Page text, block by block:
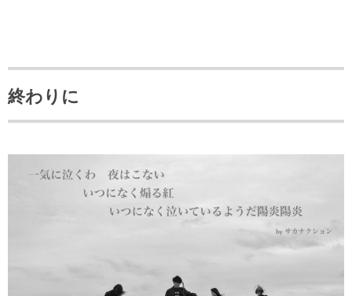
終わりに